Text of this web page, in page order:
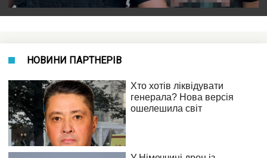
НОВИНИ ПАРТНЕРІВ